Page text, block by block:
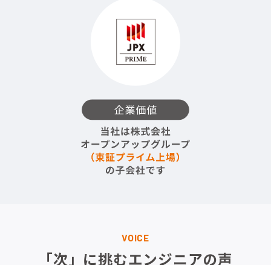
VOICE
「次」に挑むエンジニアの声